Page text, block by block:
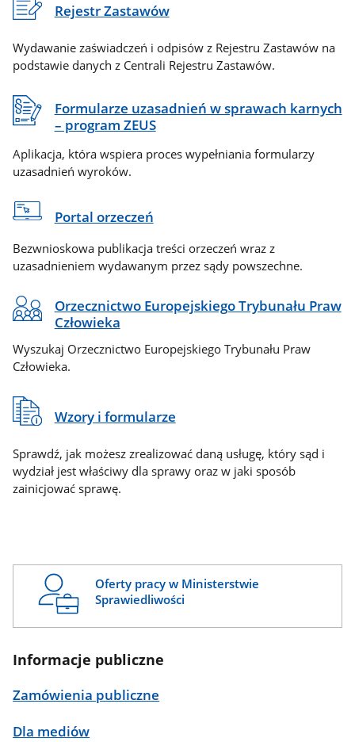
Rejestr Zastawów
Wydawanie zaświadczeń i odpisów z Rejestru Zastawów na
podstawie danych z Centrali Rejestru Zastawów.
Formularze uzasadnień w sprawach karnych
– program ZEUS
Aplikacja, która wspiera proces wypełniania formularzy
uzasadnień wyroków.
Portal orzeczeń
Bezwnioskowa publikacja treści orzeczeń wraz z
uzasadnieniem wydawanym przez sądy powszechne.
Orzecznictwo Europejskiego Trybunału Praw
Człowieka
Wyszukaj Orzecznictwo Europejskiego Trybunału Praw
Człowieka.
Wzory i formularze
Sprawdź, jak możesz zrealizować daną usługę, który sąd i
wydział jest właściwy dla sprawy oraz w jaki sposób
zainicjować sprawę.
Oferty pracy w Ministerstwie
Sprawiedliwości
Informacje publiczne
Zamówienia publiczne
Dla mediów